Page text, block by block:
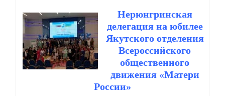
Нерюнгринская
делегация на юбилее
Якутского отделения
Всероссийского
общественного
движения «Матери
России»